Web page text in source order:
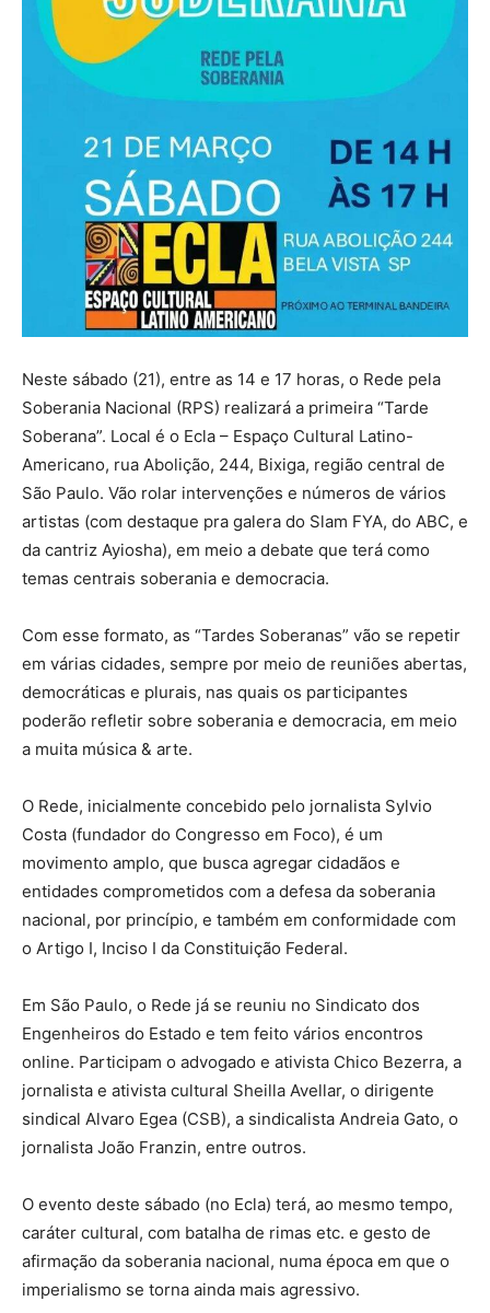
Neste sábado (21), entre as 14 e 17 horas, o Rede pela
Soberania Nacional (RPS) realizará a primeira “Tarde
Soberana”. Local é o Ecla – Espaço Cultural Latino-
Americano, rua Abolição, 244, Bixiga, região central de
São Paulo. Vão rolar intervenções e números de vários
artistas (com destaque pra galera do Slam FYA, do ABC, e
da cantriz Ayiosha), em meio a debate que terá como
temas centrais soberania e democracia.
Com esse formato, as “Tardes Soberanas” vão se repetir
em várias cidades, sempre por meio de reuniões abertas,
democráticas e plurais, nas quais os participantes
poderão refletir sobre soberania e democracia, em meio
a muita música & arte.
O Rede, inicialmente concebido pelo jornalista Sylvio
Costa (fundador do Congresso em Foco), é um
movimento amplo, que busca agregar cidadãos e
entidades comprometidos com a defesa da soberania
nacional, por princípio, e também em conformidade com
o Artigo I, Inciso I da Constituição Federal.
Em São Paulo, o Rede já se reuniu no Sindicato dos
Engenheiros do Estado e tem feito vários encontros
online. Participam o advogado e ativista Chico Bezerra, a
jornalista e ativista cultural Sheilla Avellar, o dirigente
sindical Alvaro Egea (CSB), a sindicalista Andreia Gato, o
jornalista João Franzin, entre outros.
O evento deste sábado (no Ecla) terá, ao mesmo tempo,
caráter cultural, com batalha de rimas etc. e gesto de
afirmação da soberania nacional, numa época em que o
imperialismo se torna ainda mais agressivo.